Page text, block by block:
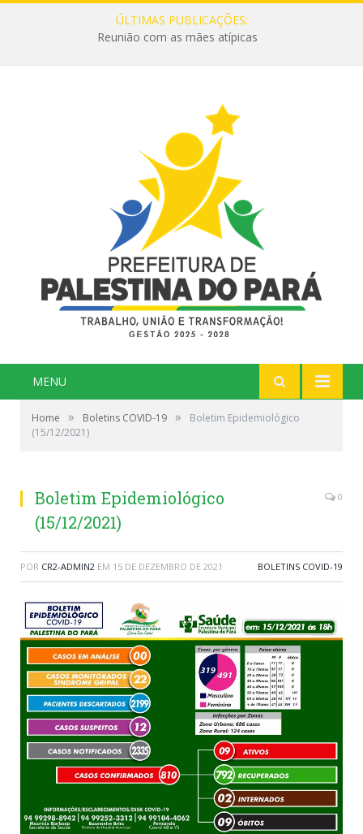
ÚLTIMAS PUBLICAÇÕES:
Reunião com as mães atípicas
MENU
Home » Boletins COVID-19 »
Boletim Epidemiológico
(15/12/2021)
Boletim Epidemiológico
(15/12/2021)
0
POR CR2-ADMIN2 EM 15 DE DEZEMBRO DE 2021 BOLETINS COVID-19